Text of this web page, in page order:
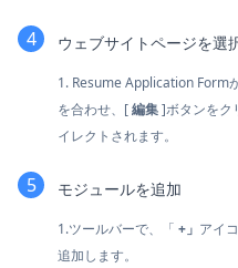
ウェブサイトページを選
1. Resume Application Form
を合わせ、[編集]ボタンをク
イレクトされます。
モジュールを追加
1.ツールバーで、「 +」 アイ
追加します。